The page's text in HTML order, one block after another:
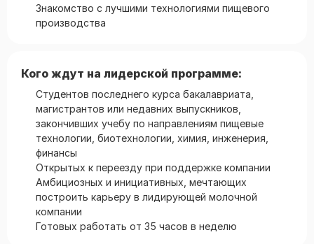
Знакомство с лучшими технологиями пищевого
производства
Кого ждут на лидерской программе:
Студентов последнего курса бакалавриата,
магистрантов или недавних выпускников,
закончивших учебу по направлениям пищевые
технологии, биотехнологии, химия, инженерия,
финансы
Открытых к переезду при поддержке компании
Амбициозных и инициативных, мечтающих
построить карьеру в лидирующей молочной
компании
Готовых работать от 35 часов в неделю